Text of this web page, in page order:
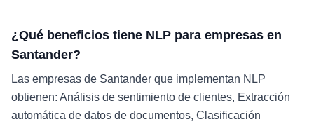
¿Qué beneficios tiene NLP para empresas en
Santander?
Las empresas de Santander que implementan NLP
obtienen: Análisis de sentimiento de clientes, Extracción
automática de datos de documentos, Clasificación